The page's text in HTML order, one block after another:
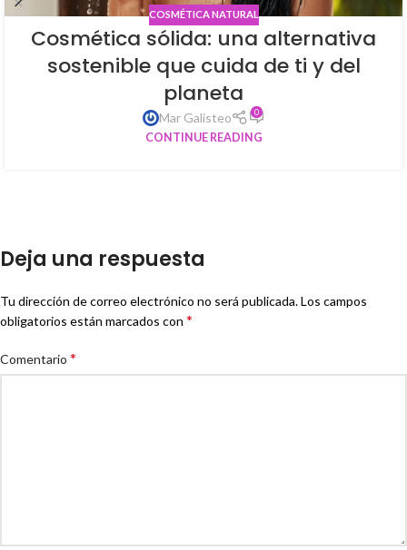
COSMÉTICA NATURAL
Cosmética sólida: una alternativa
sostenible que cuida de ti y del
planeta
Mar Galisteo 0
CONTINUE READING
Deja una respuesta
Tu dirección de correo electrónico no será publicada.Los campos
obligatorios están marcados con *
Comentario *